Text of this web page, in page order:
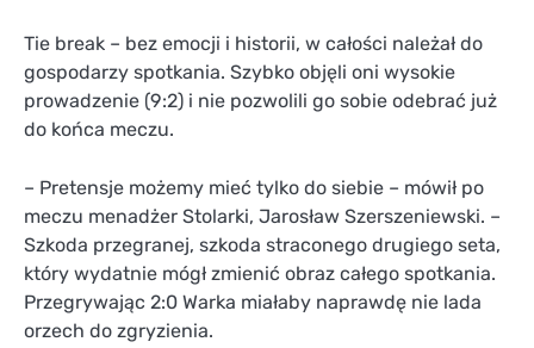
Tie break – bez emocji i historii, w całości należał do
gospodarzy spotkania. Szybko objęli oni wysokie
prowadzenie (9:2) i nie pozwolili go sobie odebrać już
do końca meczu.
– Pretensje możemy mieć tylko do siebie – mówił po
meczu menadżer Stolarki, Jarosław Szerszeniewski. –
Szkoda przegranej, szkoda straconego drugiego seta,
który wydatnie mógł zmienić obraz całego spotkania.
Przegrywając 2:0 Warka miałaby naprawdę nie lada
orzech do zgryzienia.